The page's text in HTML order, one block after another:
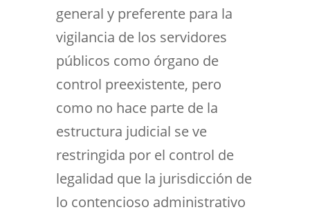
general y preferente para la
vigilancia de los servidores
públicos como órgano de
control preexistente, pero
como no hace parte de la
estructura judicial se ve
restringida por el control de
legalidad que la jurisdicción de
lo contencioso administrativo